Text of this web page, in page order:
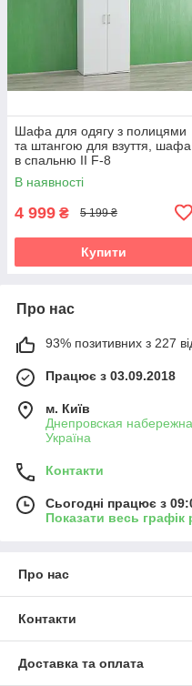
Шафа для одягу з полицями
та штангою для взуття, шафа
в спальню II F-8
В наявності
4 999 ₴ 5 199 ₴
Купити
Про нас
93% позитивних з 227
Працює з 03.09.2018
м. Київ
Днепровская
Україна
Контакти
Сьогодні працює з
Показати весь графік
Про нас
Контакти
Доставка та оплата